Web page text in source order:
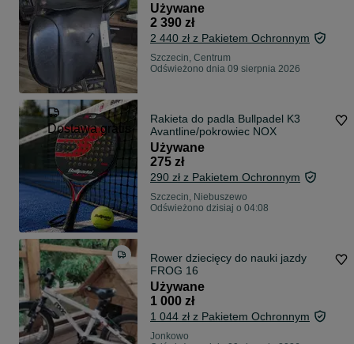
Używane
2 390 zł
2 440 zł z Pakietem Ochronnym
Szczecin, Centrum
Odświeżono dnia 09 sierpnia 2026
Dostawa gratis
Rakieta do padla Bullpadel K3
Avantline/pokrowiec NOX
Używane
275 zł
290 zł z Pakietem Ochronnym
Szczecin, Niebuszewo
Odświeżono dzisiaj o 04:08
Rower dziecięcy do nauki jazdy
FROG 16
Używane
1 000 zł
1 044 zł z Pakietem Ochronnym
Jonkowo